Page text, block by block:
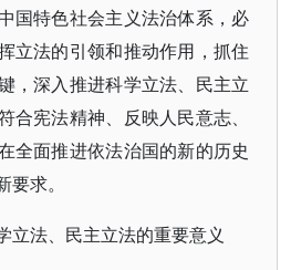
国特色社会主义法治体系，必
立法的引领和推动作用，抓住
，深入推进科学立法、民主立
合宪法精神、反映人民意志、
全面推进依法治国的新的历史
求。
立法、民主立法的重要意义